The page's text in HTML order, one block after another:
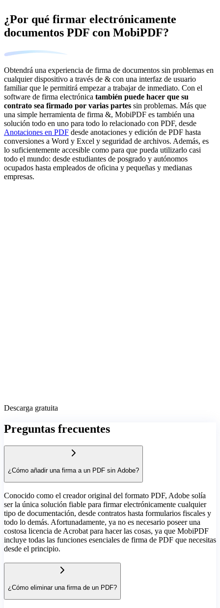
¿Por qué firmar electrónicamente
documentos PDF con MobiPDF?
Obtendrá una experiencia de firma de documentos sin problemas en
cualquier dispositivo a través de & con una interfaz de usuario
familiar que le permitirá empezar a trabajar de inmediato. Con el
software de firma electrónica también puede hacer que su
contrato sea firmado por varias partes sin problemas. Más que
una simple herramienta de firma &, MobiPDF es también una
solución todo en uno para todo lo relacionado con PDF, desde
Anotaciones en PDF desde anotaciones y edición de PDF hasta
conversiones a Word y Excel y seguridad de archivos. Además, es
lo suficientemente accesible como para que pueda utilizarlo casi
todo el mundo: desde estudiantes de posgrado y autónomos
ocupados hasta empleados de oficina y pequeñas y medianas
empresas.
Descarga gratuita
Preguntas frecuentes
¿Cómo añadir una firma a un PDF sin Adobe?
Conocido como el creador original del formato PDF, Adobe solía
ser la única solución fiable para firmar electrónicamente cualquier
tipo de documentación, desde contratos hasta formularios fiscales y
todo lo demás. Afortunadamente, ya no es necesario poseer una
costosa licencia de Acrobat para hacer las cosas, ya que MobiPDF
incluye todas las funciones esenciales de firma de PDF que necesitas
desde el principio.
¿Cómo eliminar una firma de un PDF?